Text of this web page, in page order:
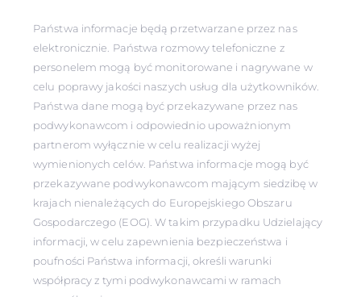
Państwa informacje będą przetwarzane przez nas
elektronicznie. Państwa rozmowy telefoniczne z
personelem mogą być monitorowane i nagrywane w
celu poprawy jakości naszych usług dla użytkowników.
Państwa dane mogą być przekazywane przez nas
podwykonawcom i odpowiednio upoważnionym
partnerom wyłącznie w celu realizacji wyżej
wymienionych celów. Państwa informacje mogą być
przekazywane podwykonawcom mającym siedzibę w
krajach nienależących do Europejskiego Obszaru
Gospodarczego (EOG). W takim przypadku Udzielający
informacji, w celu zapewnienia bezpieczeństwa i
poufności Państwa informacji, określi warunki
współpracy z tymi podwykonawcami w ramach